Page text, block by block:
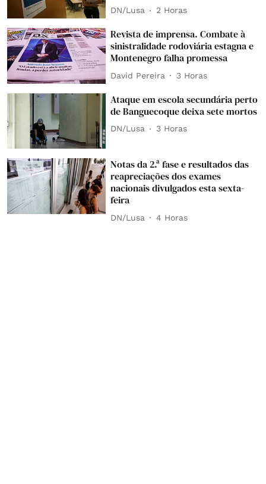
DN/Lusa 2 Horas
Revista de imprensa. Combate à
sinistralidade rodoviária estagna e
Montenegro falha promessa
David Pereira 3 Horas
Ataque em escola secundária perto
de Banguecoque deixa sete mortos
DN/Lusa 3 Horas
Notas da 2.ª fase e resultados das
reapreciações dos exames
nacionais divulgados esta sexta-
feira
DN/Lusa 4 Horas